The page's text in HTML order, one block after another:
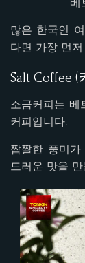
많은 한국인
다면 가장 먼
Salt Coffee
소금커피는 베
커피입니다.
짭짤한 풍미
드러운 맛을